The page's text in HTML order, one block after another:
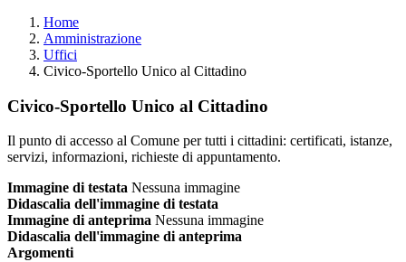
Home
Amministrazione
Uffici
Civico-Sportello Unico al Cittadino
Civico-Sportello Unico al Cittadino
Il punto di accesso al Comune per tutti i cittadini: certificati, istanze,
servizi, informazioni, richieste di appuntamento.
Immagine di testata Nessuna immagine
Didascalia dell'immagine di testata
Immagine di anteprima Nessuna immagine
Didascalia dell'immagine di anteprima
Argomenti